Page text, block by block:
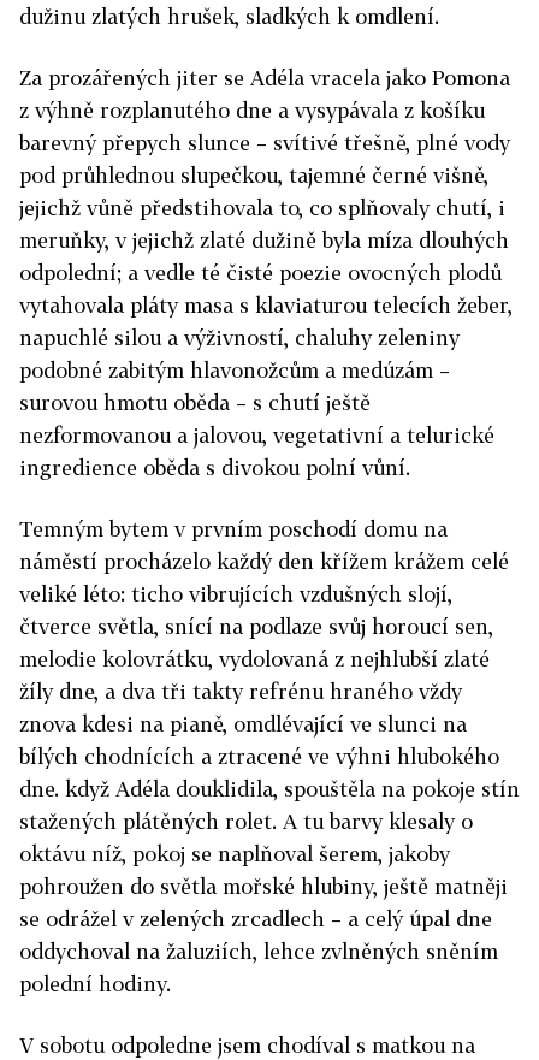
dužinu zlatých hrušek, sladkých k omdlení.
Za prozářených jiter se Adéla vracela jako Pomona
z výhně rozplanutého dne a vysypávala z košíku
barevný přepych slunce – svítivé třešně, plné vody
pod průhlednou slupečkou, tajemné černé višně,
jejichž vůně předstihovala to, co splňovaly chutí, i
meruňky, v jejichž zlaté dužině byla míza dlouhých
odpolední; a vedle té čisté poezie ovocných plodů
vytahovala pláty masa s klaviaturou telecích žeber,
napuchlé silou a výživností, chaluhy zeleniny
podobné zabitým hlavonožcům a medúzám –
surovou hmotu oběda – s chutí ještě
nezformovanou a jalovou, vegetativní a telurické
ingredience oběda s divokou polní vůní.
Temným bytem v prvním poschodí domu na
náměstí procházelo každý den křížem krážem celé
veliké léto: ticho vibrujících vzdušných slojí,
čtverce světla, snící na podlaze svůj horoucí sen,
melodie kolovrátku, vydolovaná z nejhlubší zlaté
žíly dne, a dva tři takty refrénu hraného vždy
znova kdesi na pianě, omdlévající ve slunci na
bílých chodnících a ztracené ve výhni hlubokého
dne. když Adéla douklidila, spouštěla na pokoje stín
stažených plátěných rolet. A tu barvy klesaly o
oktávu níž, pokoj se naplňoval šerem, jakoby
pohroužen do světla mořské hlubiny, ještě matněji
se odrážel v zelených zrcadlech – a celý úpal dne
oddychoval na žaluziích, lehce zvlněných sněním
polední hodiny.
V sobotu odpoledne jsem chodíval s matkou na